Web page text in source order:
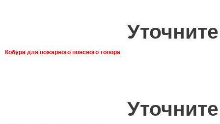
Кобура для пожарного поясного топора